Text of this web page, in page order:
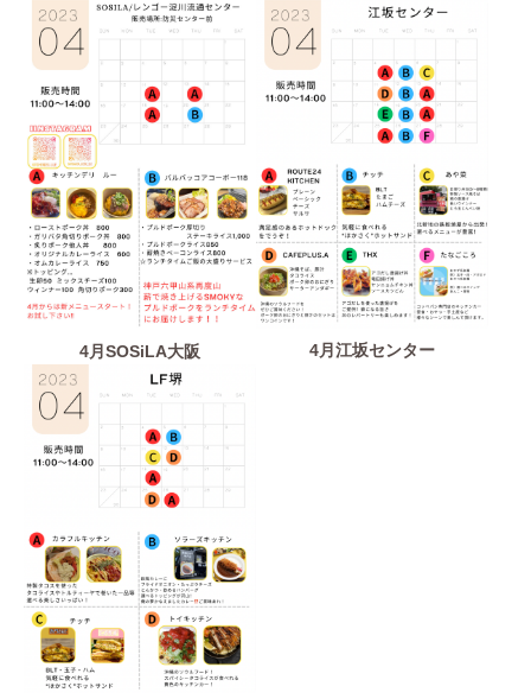
4月SOSiLA大阪 4月江坂センター